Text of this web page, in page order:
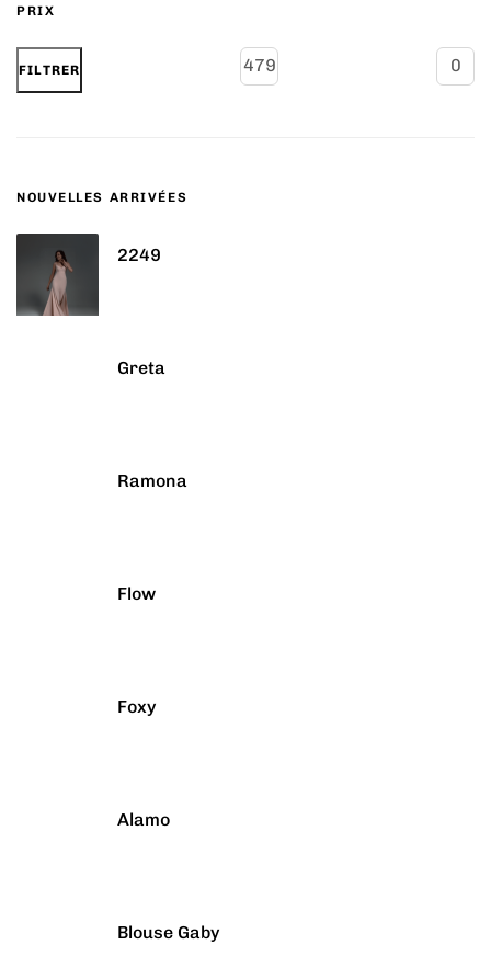
PRIX
FILTRER
NOUVELLES ARRIVÉES
2249
Greta
Ramona
Flow
Foxy
Alamo
Blouse Gaby